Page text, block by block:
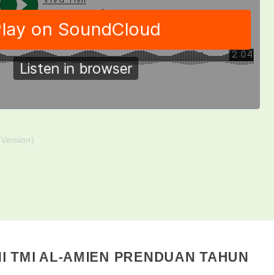
TMI AL-AMIEN PRENDUAN TAHUN